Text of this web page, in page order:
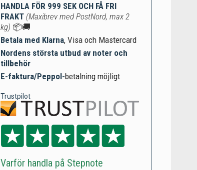
HANDLA FÖR 999 SEK OCH FÅ FRI
FRAKT (Maxibrev med PostNord, max 2
kg) 📦🚚
Betala med Klarna, Visa och Mastercard
Nordens största utbud av noter och
tillbehör
E-faktura/Peppol-betalning möjligt
Trustpilot
Varför handla på Stepnote